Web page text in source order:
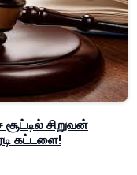
சிறுவன்
கட்டளை!